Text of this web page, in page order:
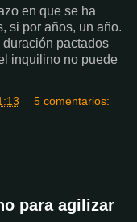
en que se ha
si por años, un año.
pactados
inquilino no puede
5 comentarios:
para agilizar